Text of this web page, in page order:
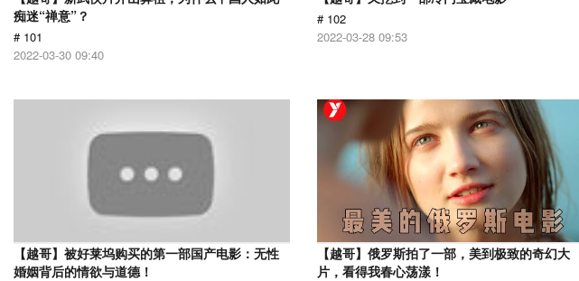
痴迷“禅意”？
# 101
2022-03-30 09:40
# 102
2022-03-28 09:53
【越哥】被好莱坞购买的第一部国产电影：无性
婚姻背后的情欲与道德！
【越哥】俄罗斯拍了一部，美到极致的奇幻大
片，看得我春心荡漾！